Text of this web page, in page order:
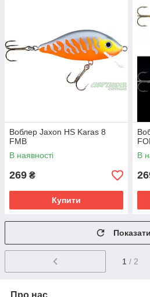
Воблер Jaxon HS Karas 8
FMB
В наявності
269 ₴
Купити
В
1 / 2
Про нас